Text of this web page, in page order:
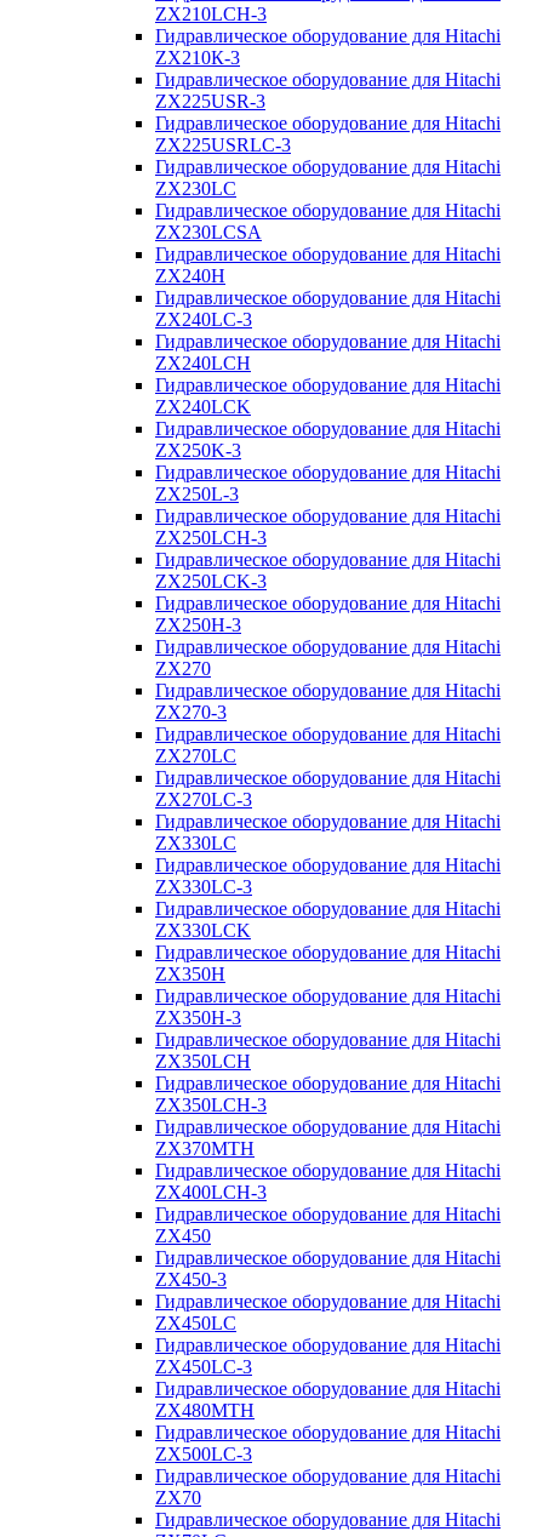
ZX210LCH-3
Гидравлическое оборудование для Hitachi
ZX210К-3
Гидравлическое оборудование для Hitachi
ZX225USR-3
Гидравлическое оборудование для Hitachi
ZX225USRLC-3
Гидравлическое оборудование для Hitachi
ZX230LC
Гидравлическое оборудование для Hitachi
ZX230LCSA
Гидравлическое оборудование для Hitachi
ZX240H
Гидравлическое оборудование для Hitachi
ZX240LC-3
Гидравлическое оборудование для Hitachi
ZX240LCH
Гидравлическое оборудование для Hitachi
ZX240LCK
Гидравлическое оборудование для Hitachi
ZX250K-3
Гидравлическое оборудование для Hitachi
ZX250L-3
Гидравлическое оборудование для Hitachi
ZX250LCH-3
Гидравлическое оборудование для Hitachi
ZX250LCK-3
Гидравлическое оборудование для Hitachi
ZX250Н-3
Гидравлическое оборудование для Hitachi
ZX270
Гидравлическое оборудование для Hitachi
ZX270-3
Гидравлическое оборудование для Hitachi
ZX270LC
Гидравлическое оборудование для Hitachi
ZX270LC-3
Гидравлическое оборудование для Hitachi
ZX330LC
Гидравлическое оборудование для Hitachi
ZX330LC-3
Гидравлическое оборудование для Hitachi
ZX330LCK
Гидравлическое оборудование для Hitachi
ZX350H
Гидравлическое оборудование для Hitachi
ZX350H-3
Гидравлическое оборудование для Hitachi
ZX350LCH
Гидравлическое оборудование для Hitachi
ZX350LCH-3
Гидравлическое оборудование для Hitachi
ZX370MTH
Гидравлическое оборудование для Hitachi
ZX400LCH-3
Гидравлическое оборудование для Hitachi
ZX450
Гидравлическое оборудование для Hitachi
ZX450-3
Гидравлическое оборудование для Hitachi
ZX450LC
Гидравлическое оборудование для Hitachi
ZX450LC-3
Гидравлическое оборудование для Hitachi
ZX480MTH
Гидравлическое оборудование для Hitachi
ZX500LC-3
Гидравлическое оборудование для Hitachi
ZX70
Гидравлическое оборудование для Hitachi